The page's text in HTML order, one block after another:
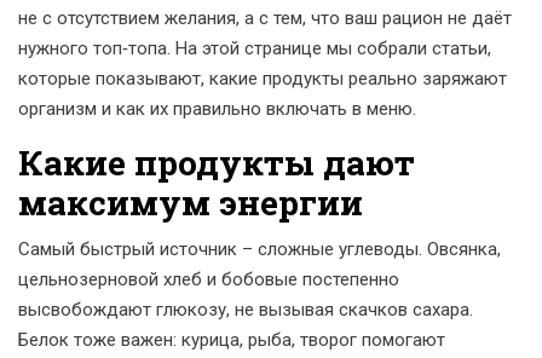
не с отсутствием желания, а с тем, что ваш рацион не даёт
нужного топ‑топа. На этой странице мы собрали статьи,
которые показывают, какие продукты реально заряжают
организм и как их правильно включать в меню.
Какие продукты дают
максимум энергии
Самый быстрый источник – сложные углеводы. Овсянка,
цельнозерновой хлеб и бобовые постепенно
высвобождают глюкозу, не вызывая скачков сахара.
Белок тоже важен: курица, рыба, творог помогают